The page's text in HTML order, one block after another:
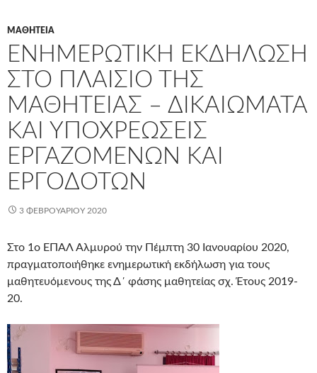
ΜΑΘΗΤΕΊΑ
ΕΝΗΜΕΡΩΤΙΚΉ ΕΚΔΉΛΩΣΗ
ΣΤΟ ΠΛΑΊΣΙΟ ΤΗΣ
ΜΑΘΗΤΕΊΑΣ – ΔΙΚΑΙΏΜΑΤΑ
ΚΑΙ ΥΠΟΧΡΕΏΣΕΙΣ
ΕΡΓΑΖΟΜΈΝΩΝ ΚΑΙ
ΕΡΓΟΔΟΤΏΝ
3 ΦΕΒΡΟΥΑΡΊΟΥ 2020
Στο 1o ΕΠΑΛ Αλμυρού την Πέμπτη 30 Ιανουαρίου 2020,
πραγματοποιήθηκε ενημερωτική εκδήλωση για τους
μαθητευόμενους της Δ΄ φάσης μαθητείας σχ. Έτους 2019-
20.